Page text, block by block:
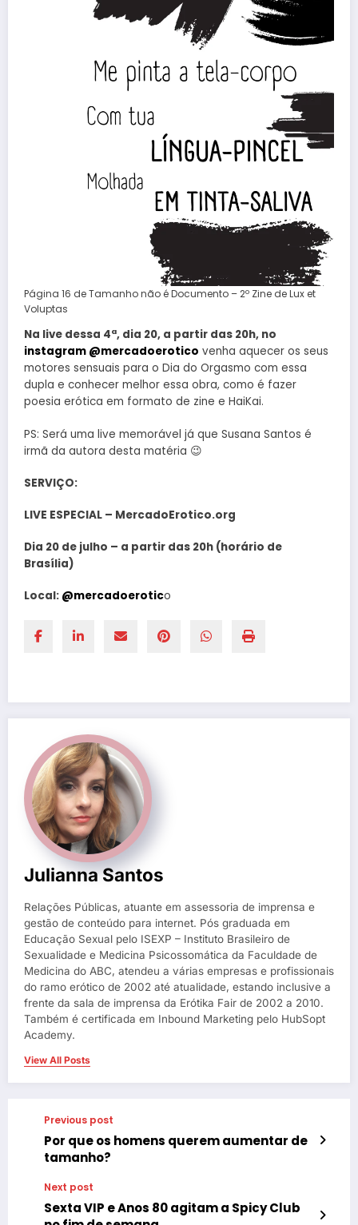
Página 16 de Tamanho não é Documento – 2º Zine de Lux et
Voluptas
Na live dessa 4ª, dia 20, a partir das 20h, no
instagram @mercadoerotico venha aquecer os seus
motores sensuais para o Dia do Orgasmo com essa
dupla e conhecer melhor essa obra, como é fazer
poesia erótica em formato de zine e HaiKai.
PS: Será uma live memorável já que Susana Santos é
irmã da autora desta matéria 😉
SERVIÇO:
LIVE ESPECIAL – MercadoErotico.org
Dia 20 de julho – a partir das 20h (horário de
Brasília)
Local: @mercadoerotico
Julianna Santos
Relações Públicas, atuante em assessoria de imprensa e
gestão de conteúdo para internet. Pós graduada em
Educação Sexual pelo ISEXP – Instituto Brasileiro de
Sexualidade e Medicina Psicossomática da Faculdade de
Medicina do ABC, atendeu a várias empresas e profissionais
do ramo erótico de 2002 até atualidade, estando inclusive a
frente da sala de imprensa da Erótika Fair de 2002 a 2010.
Também é certificada em Inbound Marketing pelo HubSopt
Academy.
View All Posts
Previous post
Por que os homens querem aumentar de
tamanho?
Next post
Sexta VIP e Anos 80 agitam a Spicy Club